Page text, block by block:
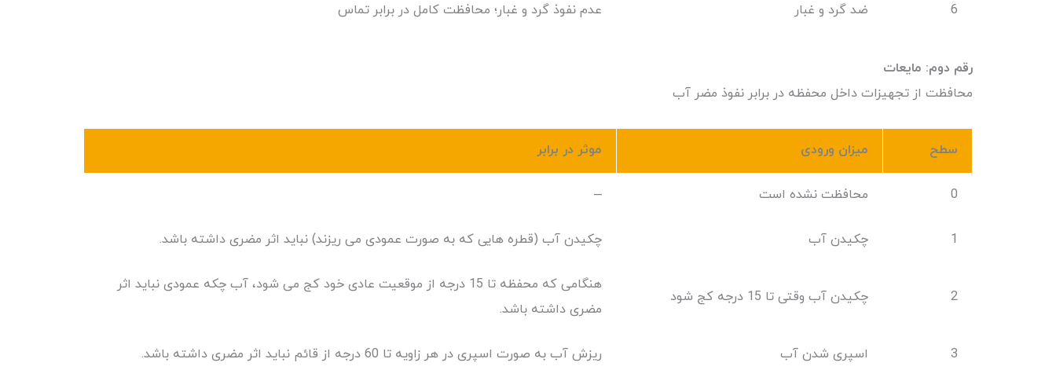
6 ضد گرد و غبار عدم نفوذ گرد و غبار؛ محافظت کامل در برابر تماس
رقم دوم: مایعات
محافظت از تجهیزات داخل محفظه در برابر نفوذ مضر آب
سطح میزان ورودی موثر در برابر
0 محافظت نشده است –
1 چکیدن آب چکیدن آب (قطره هایی که به صورت عمودی می ریزند) نباید اثر مضری داشته باشد.
2 چکیدن آب وقتی تا 15 درجه کج شود
هنگامی که محفظه تا 15 درجه از موقعیت عادی خود کج می شود، آب چکه عمودی نباید اثر
مضری داشته باشد.
3 اسپری شدن آب ریزش آب به صورت اسپری در هر زاویه تا 60 درجه از قائم نباید اثر مضری داشته باشد.